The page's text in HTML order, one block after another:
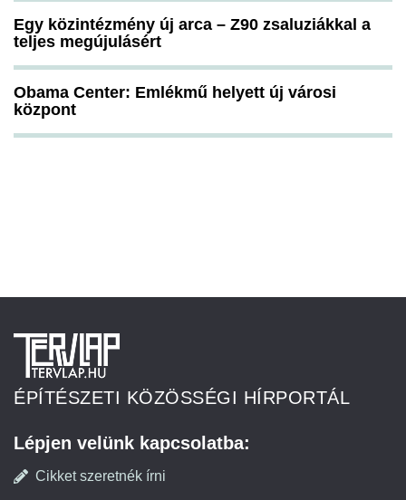
Egy közintézmény új arca – Z90 zsaluziákkal a
teljes megújulásért
Obama Center: Emlékmű helyett új városi
központ
ÉPÍTÉSZETI KÖZÖSSÉGI HÍRPORTÁL
Lépjen velünk kapcsolatba:
Cikket szeretnék írni